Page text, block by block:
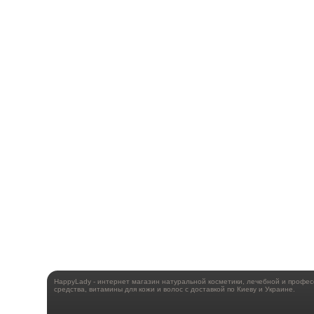
HappyLady - интернет магазин натуральной косметики, лечебной и
средства, витамины для кожи и волос с доставкой по Киеву и Украине.